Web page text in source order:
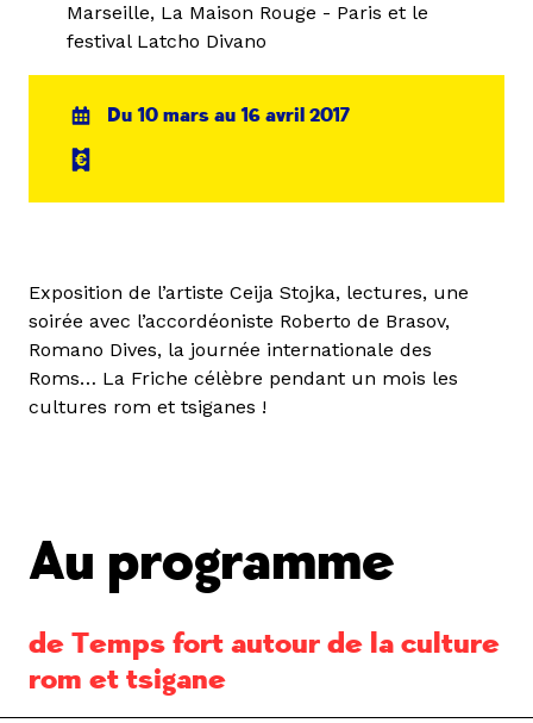
Marseille, La Maison Rouge - Paris et le
festival Latcho Divano
Du 10 mars au 16 avril 2017
Exposition de l’artiste Ceija Stojka, lectures, une
soirée avec l’accordéoniste Roberto de Brasov,
Romano Dives, la journée internationale des
Roms… La Friche célèbre pendant un mois les
cultures rom et tsiganes !
Au programme
de Temps fort autour de la culture
rom et tsigane